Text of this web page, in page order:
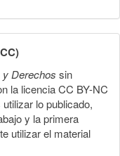
Derechos sin
la licencia CC BY-NC
lo publicado,
y la primera
utilizar el material